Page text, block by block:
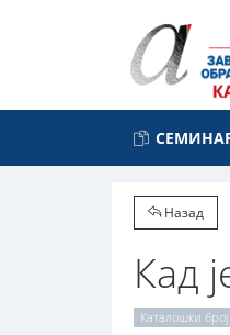
Назад
Кад
Каталошки